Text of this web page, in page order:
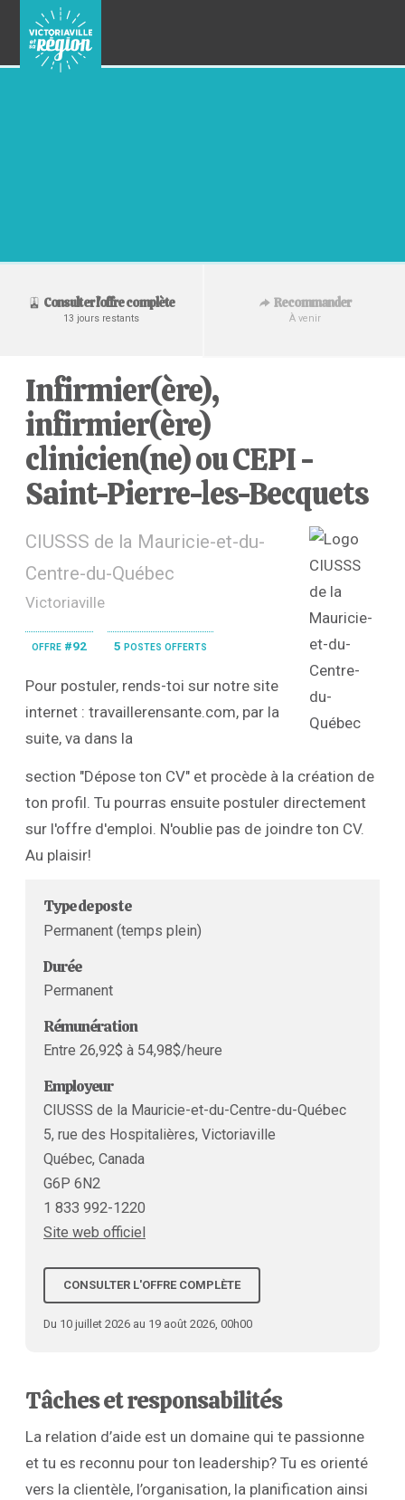
Consulter l'offre complète
13 jours restants
Recommander
À venir
Infirmier(ère),
infirmier(ère)
clinicien(ne) ou CEPI -
Saint-Pierre-les-Becquets
CIUSSS de la Mauricie-et-du-
Centre-du-Québec
Victoriaville
offre #92 5 postes offerts
Pour postuler, rends-toi sur notre site
internet : travaillerensante.com, par la
suite, va dans la
section "Dépose ton CV" et procède à la création de
ton profil. Tu pourras ensuite postuler directement
sur l'offre d'emploi. N'oublie pas de joindre ton CV.
Au plaisir!
Type de poste
Permanent (temps plein)
Durée
Permanent
Rémunération
Entre 26,92$ à 54,98$/heure
Employeur
CIUSSS de la Mauricie-et-du-Centre-du-Québec
5, rue des Hospitalières, Victoriaville
Québec, Canada
G6P 6N2
1 833 992-1220
Site web officiel
CONSULTER L'OFFRE COMPLÈTE
Du 10 juillet 2026 au 19 août 2026, 00h00
Tâches et responsabilités
La relation d’aide est un domaine qui te passionne
et tu es reconnu pour ton leadership? Tu es orienté
vers la clientèle, l’organisation, la planification ainsi